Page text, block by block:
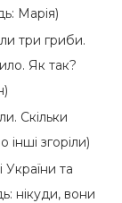
Марія)
три гриби.
Як так?
Скільки
інші згоріли)
України та
нікуди, вони